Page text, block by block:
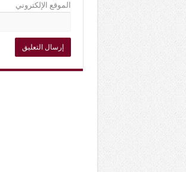
الموقع الإلكتروني